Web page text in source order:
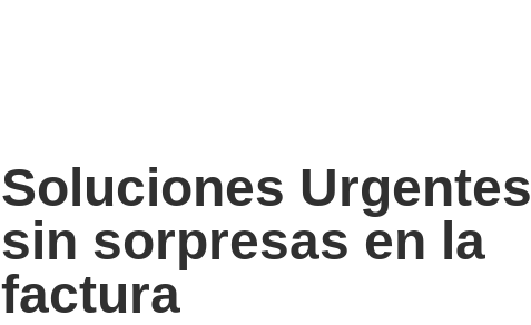
Soluciones Urgentes
sin sorpresas en la
factura